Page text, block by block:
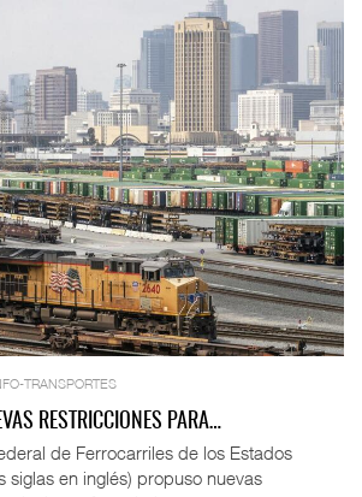
TRANSPORTES
RESTRICCIONES PARA…
de Ferrocarriles de los Estados
siglas en inglés) propuso nuevas